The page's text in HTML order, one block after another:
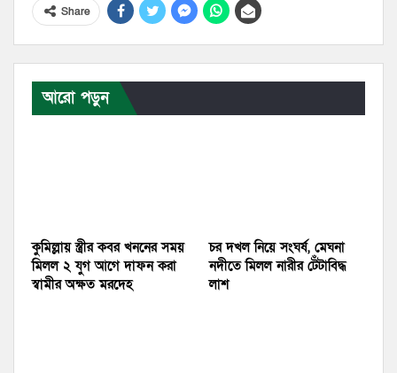
Share
আরো পড়ুন
কুমিল্লায় স্ত্রীর কবর খননের সময়
মিলল ২ যুগ আগে দাফন করা
স্বামীর অক্ষত মরদেহ
চর দখল নিয়ে সংঘর্ষ, মেঘনা
নদীতে মিলল নারীর টেঁটাবিদ্ধ
লাশ